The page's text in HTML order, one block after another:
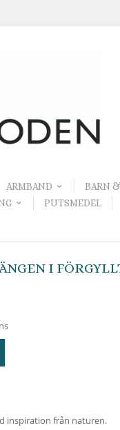
ARMBAND BARN
PUTSMEDEL
I
inspiration från naturen.